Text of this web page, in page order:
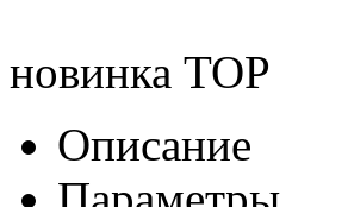
новинка TOP
Описание